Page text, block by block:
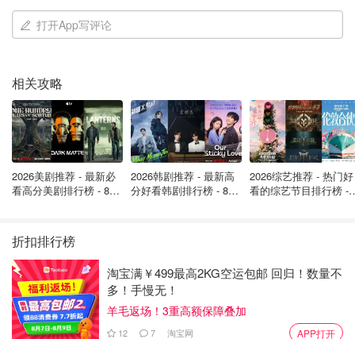
打开App写评论
相关攻略
2026美剧推荐 - 最新必
看高分美剧排行榜 - 8月
2026韩剧推荐 - 最新高
分好看韩剧排行榜 - 8月
2026综艺推荐 - 热门好
看的综艺节目排行榜 -
折扣排行榜
淘宝满￥499最高2KG空运包邮 回归！数量不
多！手慢无！
羊毛返场！3重高额保障叠加
12 7 淘宝网 APP打开